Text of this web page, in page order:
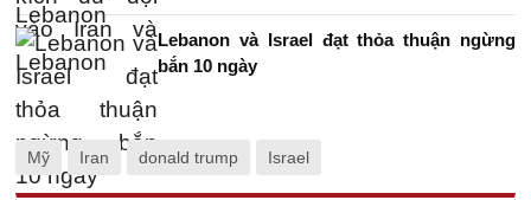
Lebanon và Israel đạt thỏa thuận ngừng
bắn 10 ngày
Mỹ Iran donald trump Israel